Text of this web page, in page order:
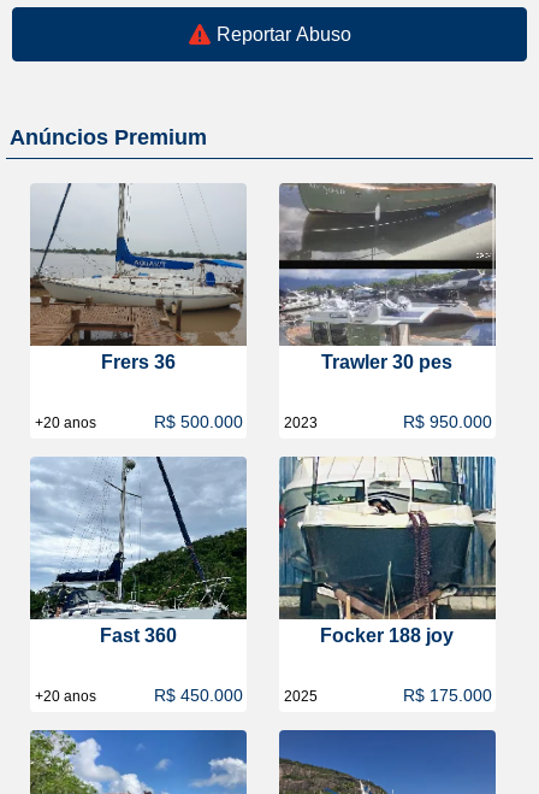
Reportar Abuso
Anúncios Premium
Frers 36
+20 anos R$ 500.000
Trawler 30 pes
2023 R$ 950.000
Fast 360
+20 anos R$ 450.000
Focker 188 joy
2025 R$ 175.000